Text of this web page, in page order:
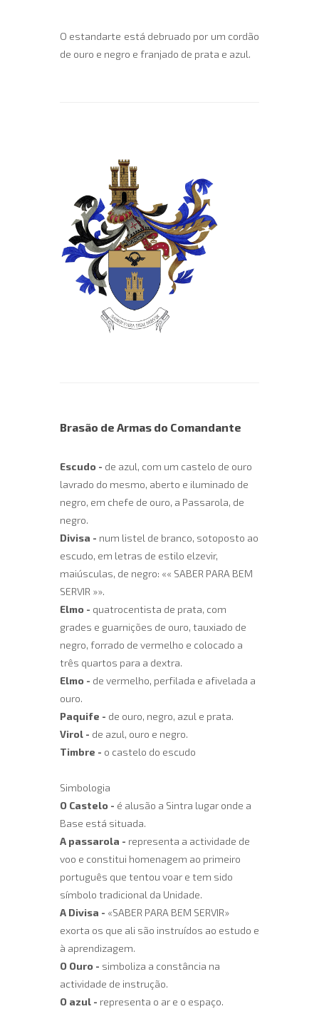
O estandarte está debruado por um cordão
de ouro e negro e franjado de prata e azul.
Brasão de Armas do Comandante
Escudo - de azul, com um castelo de ouro
lavrado do mesmo, aberto e iluminado de
negro, em chefe de ouro, a Passarola, de
negro.
Divisa - num listel de branco, sotoposto ao
escudo, em letras de estilo elzevir,
maiúsculas, de negro: «« SABER PARA BEM
SERVIR »».
Elmo - quatrocentista de prata, com
grades e guarnições de ouro, tauxiado de
negro, forrado de vermelho e colocado a
três quartos para a dextra.
Elmo - de vermelho, perfilada e afivelada a
ouro.
Paquife - de ouro, negro, azul e prata.
Virol - de azul, ouro e negro.
Timbre - o castelo do escudo
Simbologia
O Castelo - é alusão a Sintra lugar onde a
Base está situada.
A passarola - representa a actividade de
voo e constitui homenagem ao primeiro
português que tentou voar e tem sido
símbolo tradicional da Unidade.
A Divisa - «SABER PARA BEM SERVIR»
exorta os que ali são instruídos ao estudo e
à aprendizagem.
O Ouro - simboliza a constância na
actividade de instrução.
O azul - representa o ar e o espaço.